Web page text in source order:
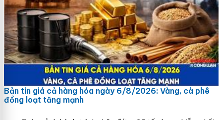
Bản tin giá cả hàng hóa ngày 6/8/2026: Vàng, cà phê
đồng loạt tăng mạnh